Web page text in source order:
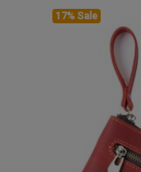
17% Sale